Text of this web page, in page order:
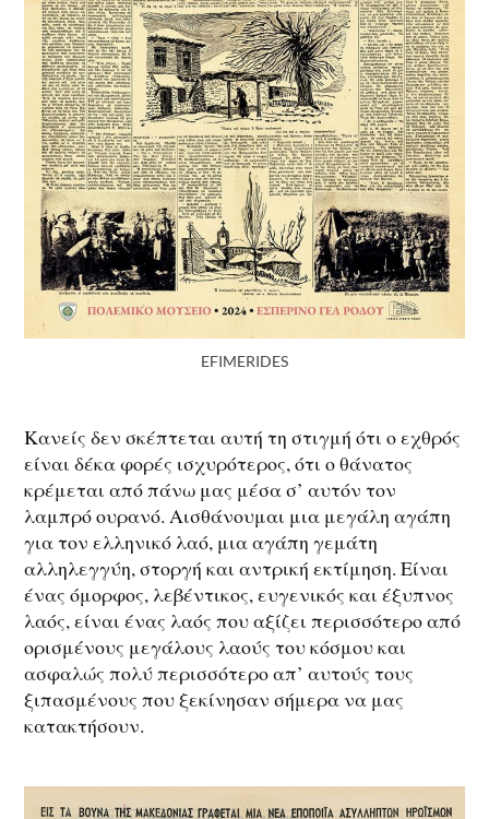
EFIMERIDES
Κανείς δεν σκέπτεται αυτή τη στιγμή ότι ο εχθρός
είναι δέκα φορές ισχυρότερος, ότι ο θάνατος
κρέμεται από πάνω μας μέσα σ’ αυτόν τον
λαμπρό ουρανό. Αισθάνουμαι μια μεγάλη αγάπη
για τον ελληνικό λαό, μια αγάπη γεμάτη
αλληλεγγύη, στοργή και αντρική εκτίμηση. Είναι
ένας όμορφος, λεβέντικος, ευγενικός και έξυπνος
λαός, είναι ένας λαός που αξίζει περισσότερο από
ορισμένους μεγάλους λαούς του κόσμου και
ασφαλώς πολύ περισσότερο απ’ αυτούς τους
ξιπασμένους που ξεκίνησαν σήμερα να μας
κατακτήσουν.